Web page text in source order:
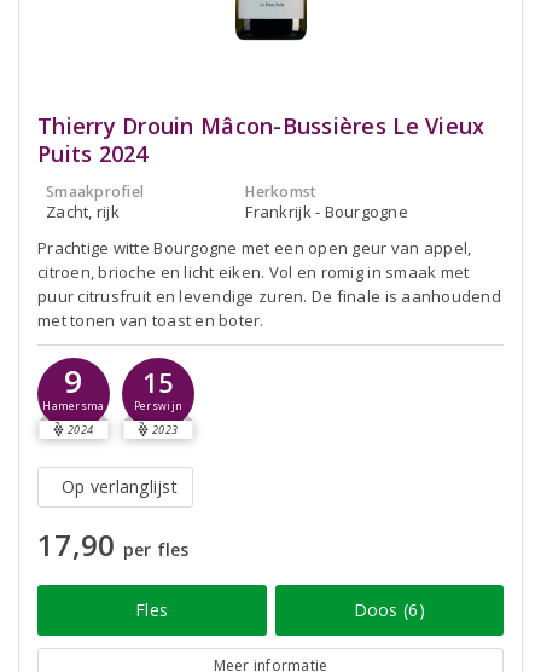
Thierry Drouin Mâcon-Bussières Le Vieux
Puits 2024
Smaakprofiel
Zacht, rijk
Herkomst
Frankrijk - Bourgogne
Prachtige witte Bourgogne met een open geur van appel,
citroen, brioche en licht eiken. Vol en romig in smaak met
puur citrusfruit en levendige zuren. De finale is aanhoudend
met tonen van toast en boter.
9
Hamersma
2024
15
Perswijn
2023
Op verlanglijst
17,90 per fles
Fles Doos (6)
Meer informatie